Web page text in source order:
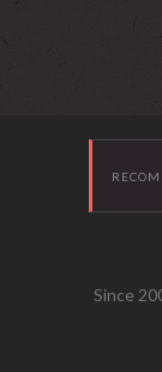
Since